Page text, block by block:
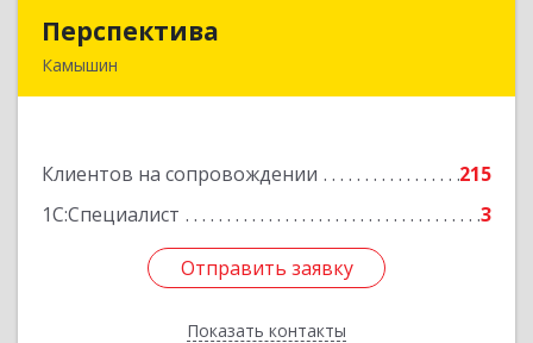
Перспектива
Камышин
Клиентов на сопровождении
215
1С:Специалист
3
Отправить заявку
Показать контакты
Подробнее
Отправить заявку
Назад